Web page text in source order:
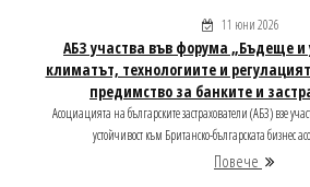
11 юни 2026
АБЗ участва във форума „Бъдеще и
климатът, технологиите и
предимство за банките и
Асоциацията на българските застрахователи (АБЗ) взе
устойчивост към Британско-българската бизнес
Повече